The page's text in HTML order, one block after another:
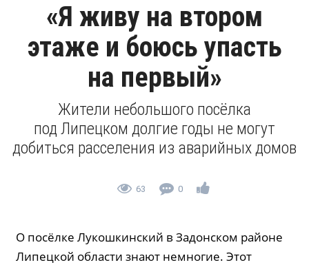
«Я живу на втором
этаже и боюсь упасть
на первый»
Жители небольшого посёлка
под Липецком долгие годы не могут
добиться расселения из аварийных домов
63 0
О посёлке Лукошкинский в Задонском районе
Липецкой области знают немногие. Этот